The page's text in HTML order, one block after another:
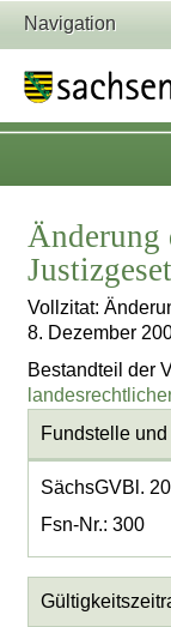
Navigation
Änderung
Vollzitat:
8. Dezember
Bestandteil der
Fundstelle
SächsGVBl.
Fsn-Nr.: 300